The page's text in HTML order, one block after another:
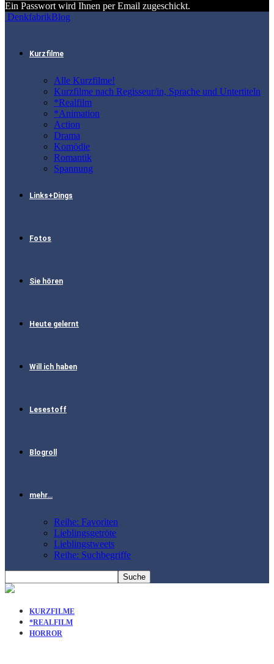
Ein Passwort wird Ihnen per Email zugeschickt.
DenkfabrikBlog
Kurzfilme
Alle Kurzfilme!
Kurzfilme nach Regisseur/in, Sprache und Untertiteln
*Realfilm
*Animation
Action
Drama
Komödie
Romantik
Spannung
Links+Dings
Fotos
Sie hören
Heute gelernt
Will ich haben
Lesestoff
Blogroll
mehr…
Reihe: Favoriten
Lieblingsgetröte
Lieblingstweets
Reihe: Suchbegriffe
KURZFILME
*REALFILM
HORROR